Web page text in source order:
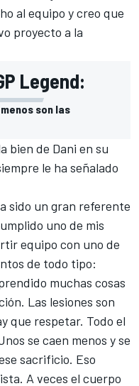
al equipo y creo que
proyecto a la
Legend:
son las
bien de Dani en su
le ha señalado
sido un gran referente
uno de mis
equipo con uno de
de todo tipo:
muchas cosas
Las lesiones son
que respetar. Todo el
se caen menos y se
sacrificio. Eso
A veces el cuerpo